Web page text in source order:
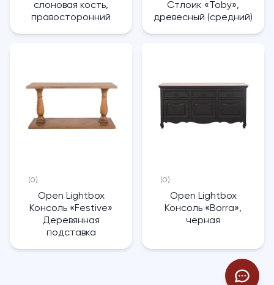
слоновая кость,
правосторонний
Стлоик «Toby»,
древесный (средний)
(0)
Open Lightbox
Консоль «Festive»
Деревянная
подставка
(0)
Open Lightbox
Консоль «Borra»,
черная